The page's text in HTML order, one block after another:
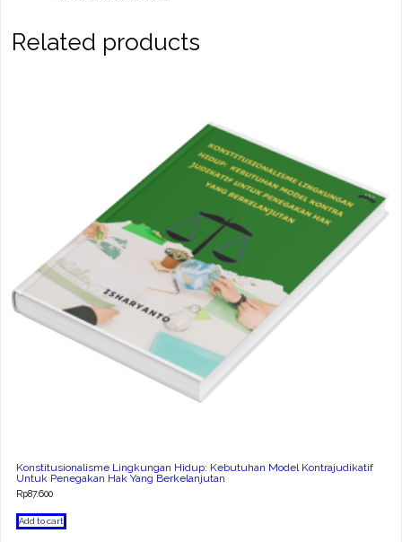
Related products
Konstitusionalisme Lingkungan Hidup: Kebutuhan Model Kontrajudikatif
Untuk Penegakan Hak Yang Berkelanjutan
Rp87.600
Add to cart